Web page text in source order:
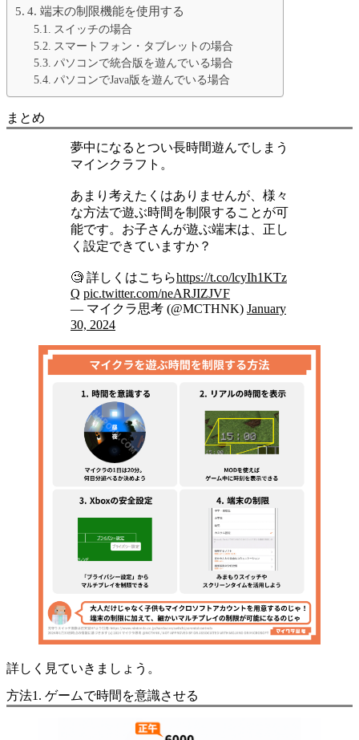
4. 端末の制限機能を使用する
スイッチの場合
スマートフォン・タブレットの場合
パソコンで統合版を遊んでいる場合
パソコンでJava版を遊んでいる場合
まとめ
夢中になるとつい長時間遊んでしまう
マインクラフト。
あまり考えたくはありませんが、様々
な方法で遊ぶ時間を制限することが可
能です。お子さんが遊ぶ端末は、正し
く設定できていますか？
🧐 詳しくはこちらhttps://t.co/lcyIh1KTz
Q pic.twitter.com/neARJIZJVF
— マイクラ思考 (@MCTHNK) January
30, 2024
詳しく見ていきましょう。
方法1. ゲームで時間を意識させる